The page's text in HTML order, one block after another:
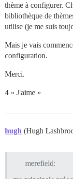
thème à configurer.
bibliothèque de
utilise (je me suis
Mais je vais
configuration.
Merci.
4 « J'aime »
hugh (Hugh
merefield: